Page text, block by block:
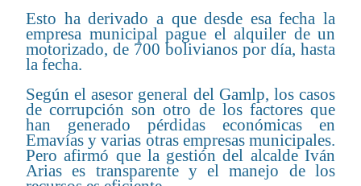
Esto ha derivado a que desde esa fecha la
empresa municipal pague el alquiler de un
motorizado, de 700 bolivianos por día, hasta
la fecha.
Según el asesor general del Gamlp, los casos
de corrupción son otro de los factores que
han generado pérdidas económicas en
Emavías y varias otras empresas municipales.
Pero afirmó que la gestión del alcalde Iván
Arias es transparente y el manejo de los